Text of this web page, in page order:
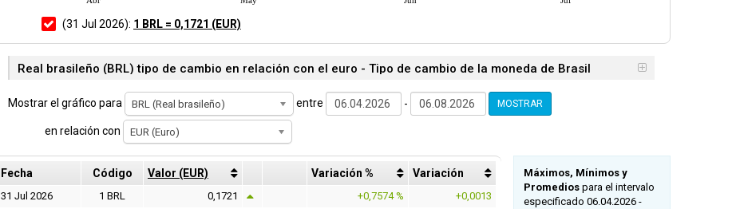
(31 Jul 2026): 1 BRL = 0,1721 (EUR)
Real brasileño (BRL) tipo de cambio en relación con el euro - Tipo de cambio de la moneda de Brasil
Mostrar el gráfico para BRL (Real brasileño) entre - MOSTRAR
en relación con EUR (Euro)
Fecha Código Valor (EUR) Variación % Variación
31 Jul 2026 1 BRL 0,1721 +0,7574 %
+0,0013
Máximos, Mínimos y
Promediospara el intervalo
especificado 06.04.2026 -